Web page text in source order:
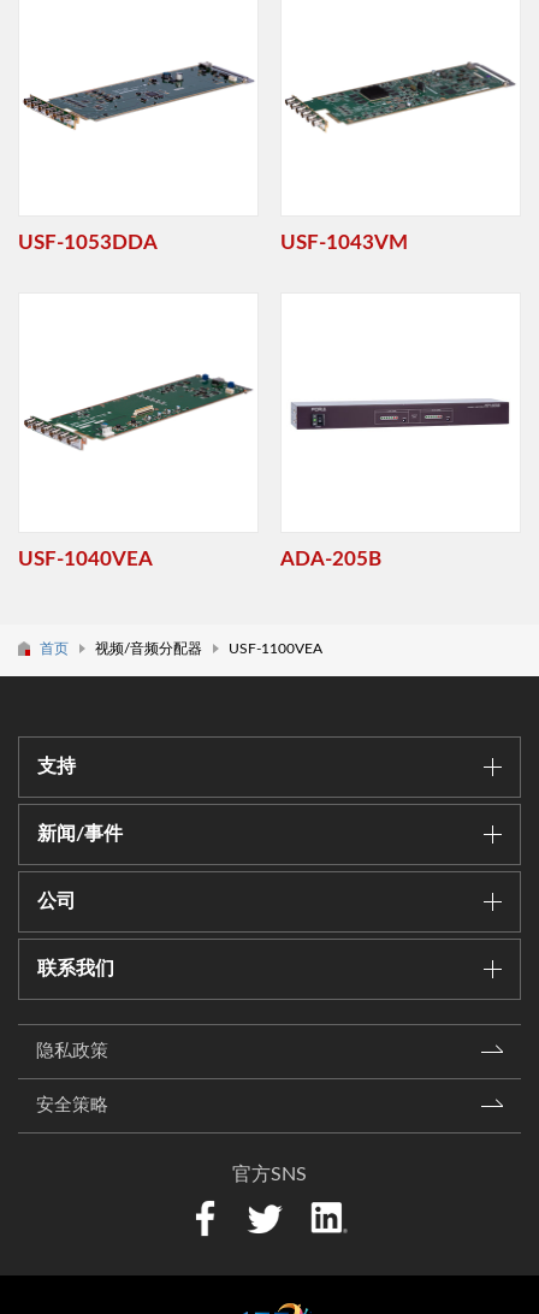
USF-1053DDA USF-1043VM
USF-1040VEA ADA-205B
首页 视频/音频分配器 USF-1100VEA
支持
新闻/事件
公司
联系我们
隐私政策
安全策略
官方SNS